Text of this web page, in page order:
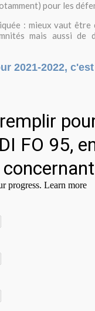
pour les
: mieux vaut
mais aussi de
2021-2022,